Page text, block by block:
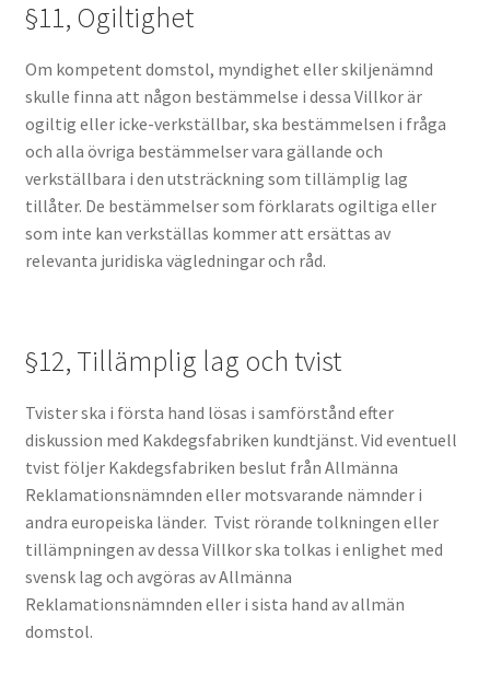
§11, Ogiltighet
Om kompetent domstol, myndighet eller skiljenämnd
skulle finna att någon bestämmelse i dessa Villkor är
ogiltig eller icke-verkställbar, ska bestämmelsen i fråga
och alla övriga bestämmelser vara gällande och
verkställbara i den utsträckning som tillämplig lag
tillåter. De bestämmelser som förklarats ogiltiga eller
som inte kan verkställas kommer att ersättas av
relevanta juridiska vägledningar och råd.
§12, Tillämplig lag och tvist
Tvister ska i första hand lösas i samförstånd efter
diskussion med Kakdegsfabriken kundtjänst. Vid eventuell
tvist följer Kakdegsfabriken beslut från Allmänna
Reklamationsnämnden eller motsvarande nämnder i
andra europeiska länder. Tvist rörande tolkningen eller
tillämpningen av dessa Villkor ska tolkas i enlighet med
svensk lag och avgöras av Allmänna
Reklamationsnämnden eller i sista hand av allmän
domstol.